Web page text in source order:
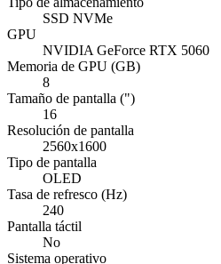
SSD NVMe
GPU
NVIDIA GeForce RTX 5060
Memoria de GPU (GB)
8
Tamaño de pantalla (")
16
Resolución de pantalla
2560x1600
Tipo de pantalla
OLED
Tasa de refresco (Hz)
240
Pantalla táctil
No
Sistema operativo